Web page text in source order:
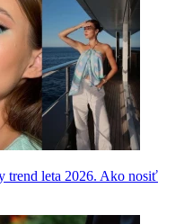
trend leta 2026. Ako nosiť